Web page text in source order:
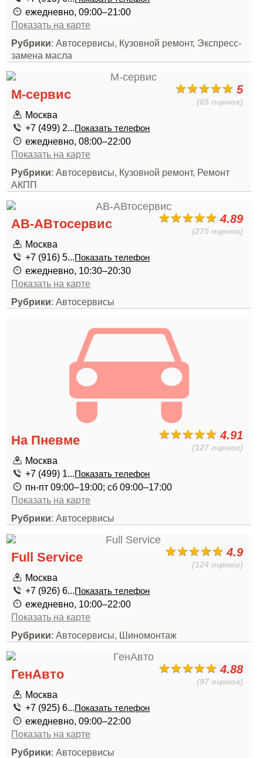
ежедневно, 09:00–21:00
Показать на карте
Рубрики: Автосервисы, Кузовной ремонт, Экспресс-
замена масла
5
(65 оценок)
М-сервис
Москва
+7 (499) 2...Показать телефон
ежедневно, 08:00–22:00
Показать на карте
Рубрики: Автосервисы, Кузовной ремонт, Ремонт
АКПП
4.89
(275 оценок)
АВ-АВтосервис
Москва
+7 (916) 5...Показать телефон
ежедневно, 10:30–20:30
Показать на карте
Рубрики: Автосервисы
4.91
(127 оценок)
На Пневме
Москва
+7 (499) 1...Показать телефон
пн-пт 09:00–19:00; сб 09:00–17:00
Показать на карте
Рубрики: Автосервисы
4.9
(124 оценки)
Full Service
Москва
+7 (926) 6...Показать телефон
ежедневно, 10:00–22:00
Показать на карте
Рубрики: Автосервисы, Шиномонтаж
4.88
(97 оценок)
ГенАвто
Москва
+7 (925) 6...Показать телефон
ежедневно, 09:00–22:00
Показать на карте
Рубрики: Автосервисы